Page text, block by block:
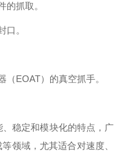
的抓取。
口。
EOAT）的真空抓手。
稳定和模块化的特点，广
领域，尤其适合对速度、